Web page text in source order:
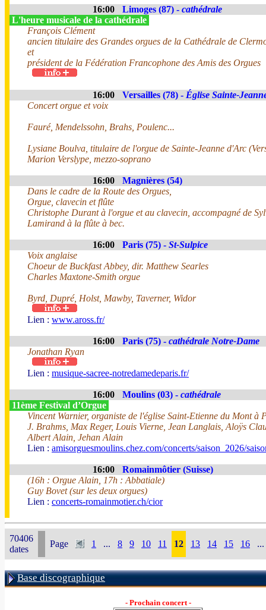
16:00 Limoges (87) - cathédrale
L'heure musicale de la cathédrale
François Clément
ancien titulaire des Grandes orgues de la Cathédrale de
et
président de la Fédération Francophone des Amis des Orgues
16:00 Versailles (78) - Église Sainte-
Concert orgue et voix
Fauré, Mendelssohn, Brahs, Poulenc...
Lysiane Boulva, titulaire de l'orgue de Sainte-Jeanne d'Arc
Marion Verslype, mezzo-soprano
16:00
Magnières (54)
Dans le cadre de la Route des Orgues,
Orgue, clavecin et flûte
Christophe Durant à l'orgue et au clavecin, accompagné de
Lamirand à la flûte à bec.
16:00 Paris (75) - St-Sulpice
Voix anglaise
Choeur de Buckfast Abbey, dir. Matthew Searles
Charles Maxtone-Smith orgue
Byrd, Dupré, Holst, Mawby, Taverner, Widor
Lien : www.aross.fr/
16:00 Paris (75) - cathédrale Notre-Dame
Jonathan Ryan
Lien : musique-sacree-notredamedeparis.fr/
16:00 Moulins (03) - cathédrale
11ème Festival d’Orgue
Vincent Warnier, organiste de l'église Saint-Etienne du Mont à
J. Brahms, Max Reger, Louis Vierne, Jean Langlais, Aloÿs
Albert Alain, Jehan Alain
Lien : amisorguesmoulins.chez.com/concerts/saison_2026/
16:00
Romainmôtier (Suisse)
(16h : Orgue Alain, 17h : Abbatiale)
Guy Bovet (sur les deux orgues)
Lien : concerts-romainmotier.ch/cior
70406
dates
Page 1 ... 8 9 10 11 12 13 14 15 16 ...
Base discographique
- Prochain concert -